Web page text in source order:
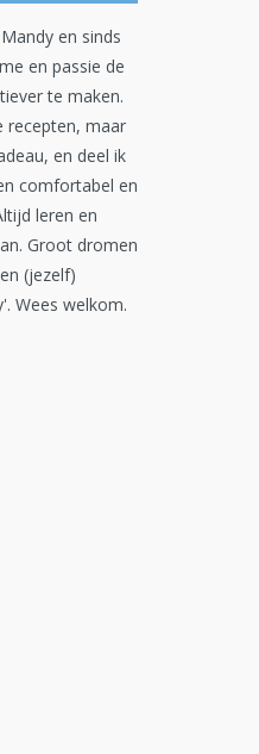
en sinds
en passie de
te maken.
recepten, maar
en deel ik
comfortabel en
leren en
Groot dromen
(jezelf)
Wees welkom.